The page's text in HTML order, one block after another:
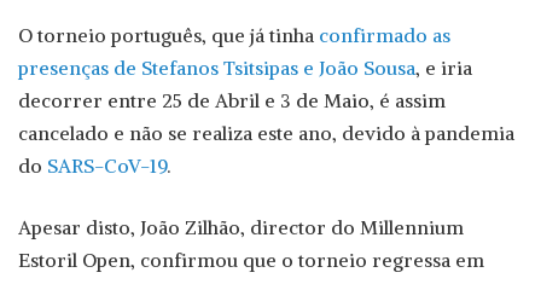
O torneio português, que já tinha confirmado as
presenças de Stefanos Tsitsipas e João Sousa, e iria
decorrer entre 25 de Abril e 3 de Maio, é assim
cancelado e não se realiza este ano, devido à pandemia
do SARS-CoV-19.
Apesar disto, João Zilhão, director do Millennium
Estoril Open, confirmou que o torneio regressa em